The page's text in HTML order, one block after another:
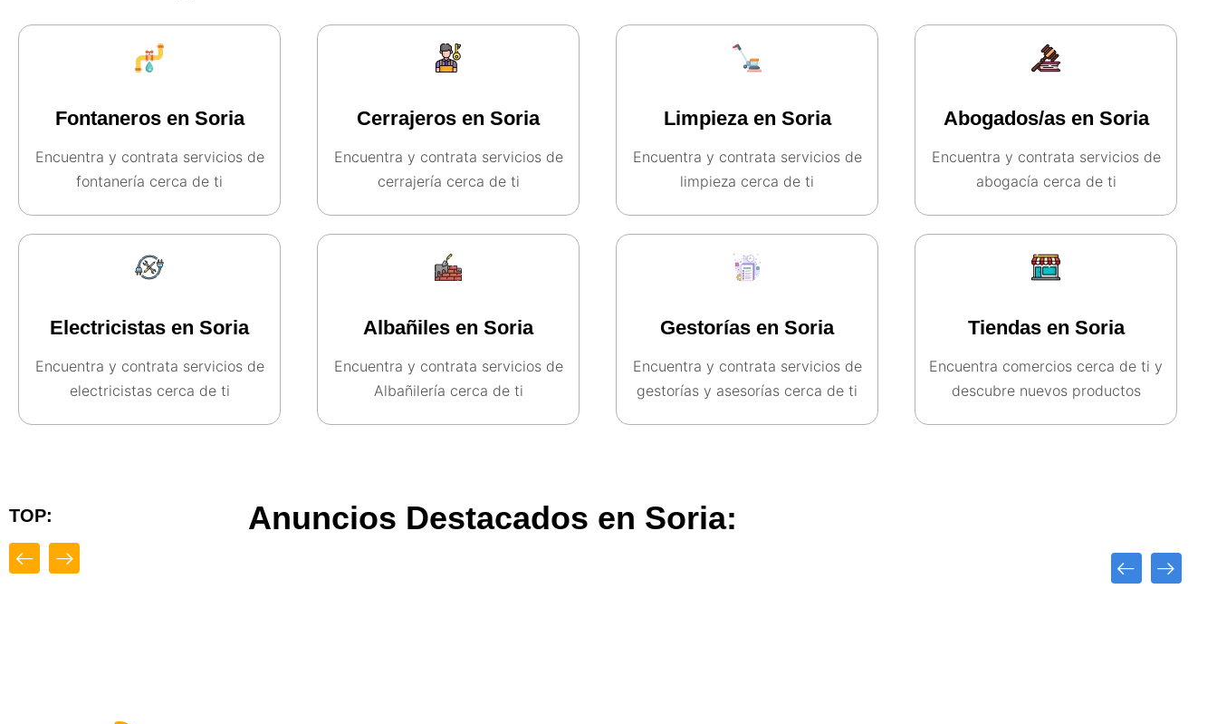
Fontaneros en Soria
Encuentra y contrata servicios de
fontanería cerca de ti
Electricistas en Soria
Encuentra y contrata servicios de
electricistas cerca de ti​
Cerrajeros en Soria
Encuentra y contrata servicios de
cerrajería cerca de ti​
Albañiles en Soria
Encuentra y contrata servicios de
Albañilería cerca de ti​
Limpieza en Soria
Encuentra y contrata servicios de
limpieza cerca de ti​
Gestorías en Soria
Encuentra y contrata servicios de
gestorías y asesorías cerca de ti​
Abogados/as en Soria
Encuentra y contrata servicios de
abogacía cerca de ti​
Tiendas en Soria
Encuentra comercios cerca de ti y
descubre nuevos productos
TOP: Anuncios Destacados en Soria: